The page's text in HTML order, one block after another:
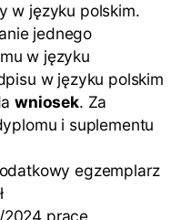
w języku polskim.
jednego
w języku
w języku polskim
wniosek. Za
i suplementu
egzemplarz